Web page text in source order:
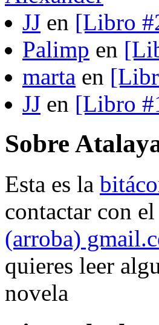
JJ en [Libro
Palimp en
marta en
JJ en [Libro
Sobre
Esta es la
contactar con
(arroba)
quieres leer
novela